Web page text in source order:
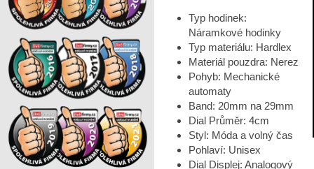
Typ hodinek:
Náramkové hodinky
Typ materiálu: Hardlex
Materiál pouzdra: Nerez
Pohyb: Mechanické
automaty
Band: 20mm na 29mm
Dial Průměr: 4cm
Styl: Móda a volný čas
Pohlaví: Unisex
Dial Displej: Analogový